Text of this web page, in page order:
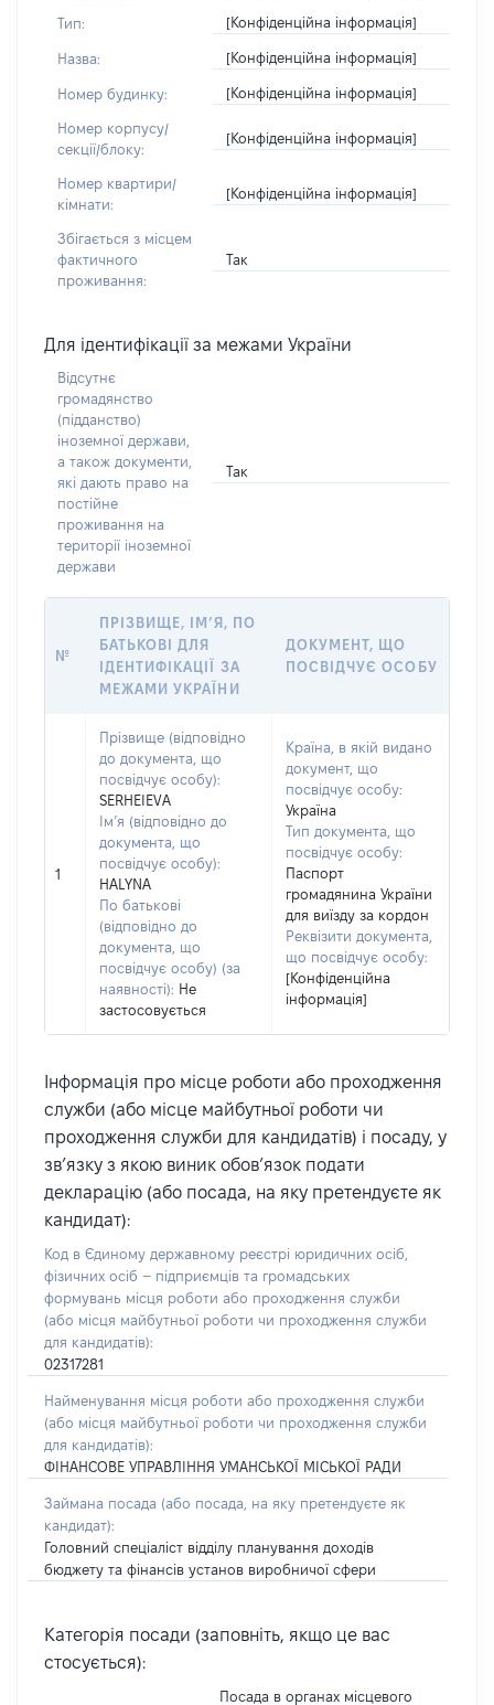
Тип: [Конфіденційна інформація]
Назва: [Конфіденційна інформація]
Номер будинку: [Конфіденційна інформація]
Номер корпусу/
секції/блоку:
[Конфіденційна інформація]
Номер квартири/
кімнати:
[Конфіденційна інформація]
Збігається з місцем
фактичного
проживання:
Так
Для ідентифікації за межами України
Відсутнє
громадянство
(підданство)
іноземної держави,
а також документи,
які дають право на
постійне
проживання на
території іноземної
держави
Так
№
ПРІЗВИЩЕ, ІМ’Я, ПО
БАТЬКОВІ ДЛЯ
ІДЕНТИФІКАЦІЇ ЗА
МЕЖАМИ УКРАЇНИ
ДОКУМЕНТ, ЩО
ПОСВІДЧУЄ ОСОБУ
1
Прізвище (відповідно
до документа, що
посвідчує особу):
SERHEIEVA
Ім’я (відповідно до
документа, що
посвідчує особу):
HALYNA
По батькові
(відповідно до
документа, що
посвідчує особу) (за
наявності): Не
застосовується
Країна, в якій видано
документ, що
посвідчує особу:
Україна
Тип документа, що
посвідчує особу:
Паспорт
громадянина України
для виїзду за кордон
Реквізити документа,
що посвідчує особу:
[Конфіденційна
інформація]
Інформація про місце роботи або проходження
служби (або місце майбутньої роботи чи
проходження служби для кандидатів) і посаду, у
зв’язку з якою виник обов’язок подати
декларацію (або посада, на яку претендуєте як
кандидат):
Код в Єдиному державному реєстрі юридичних осіб,
фізичних осіб – підприємців та громадських
формувань місця роботи або проходження служби
(або місця майбутньої роботи чи проходження служби
для кандидатів):
02317281
Найменування місця роботи або проходження служби
(або місця майбутньої роботи чи проходження служби
для кандидатів):
ФІНАНСОВЕ УПРАВЛІННЯ УМАНСЬКОЇ МІСЬКОЇ РАДИ
Займана посада (або посада, на яку претендуєте як
кандидат):
Головний спеціаліст відділу планування доходів
бюджету та фінансів установ виробничої сфери
Категорія посади (заповніть, якщо це вас
стосується):
Посада в органах місцевого